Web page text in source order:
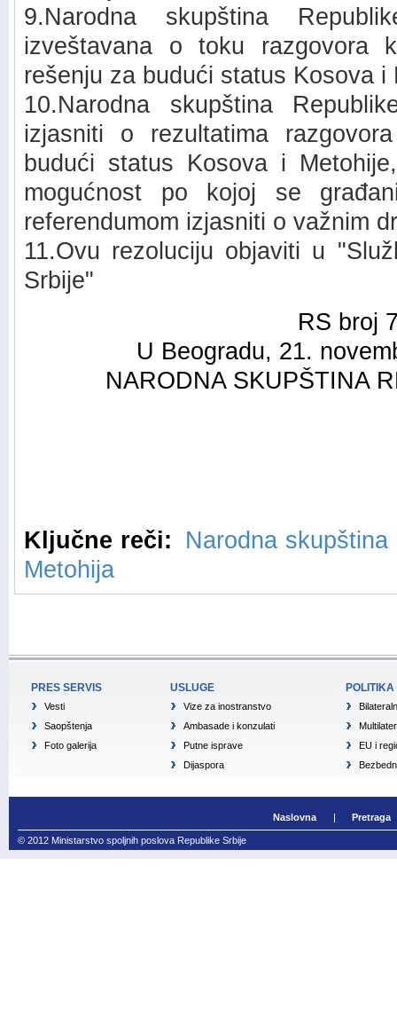
9.Narodna skupština
izveštavana o toku razgovora
rešenju za budući status Kosova i
10.Narodna skupština
izjasniti o rezultatima
budući status Kosova i
mogućnost po kojoj se
referendumom izjasniti o važnim
11.Ovu rezoluciju objaviti u
Srbije"
RS broj
U Beogradu, 21.
NARODNA SKUPŠTINA
Ključne reči:
Narodna
Metohija
PRES SERVIS
Vesti
Saopštenja
Foto galerija
USLUGE
Vize za inostranstvo
Ambasade i konzulati
Putne isprave
Dijaspora
POLITIKA
EU i
Naslovna Pretraga
© 2012 Ministarstvo spoljnih poslova Republike Srbije